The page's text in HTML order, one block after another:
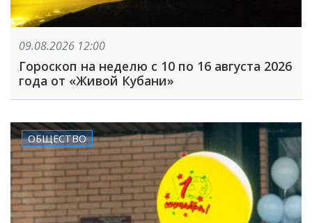
09.08.2026 12:00
Гороскоп на неделю с 10 по 16 августа 2026
года от «Живой Кубани»
ОБЩЕСТВО